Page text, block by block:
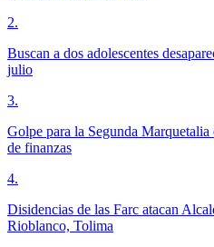
2.
Buscan a dos adolescentes
julio
3.
Golpe para la Segunda
de finanzas
4.
Disidencias de las Farc atacan
Rioblanco, Tolima